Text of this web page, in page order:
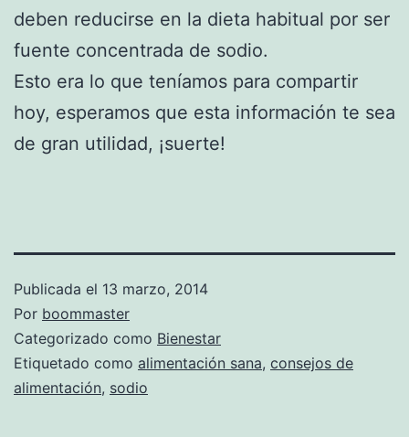
deben reducirse en la dieta habitual por ser
fuente concentrada de sodio.
Esto era lo que teníamos para compartir
hoy, esperamos que esta información te sea
de gran utilidad, ¡suerte!
Publicada el 13 marzo, 2014
Por boommaster
Categorizado como Bienestar
Etiquetado como alimentación sana, consejos de
alimentación, sodio